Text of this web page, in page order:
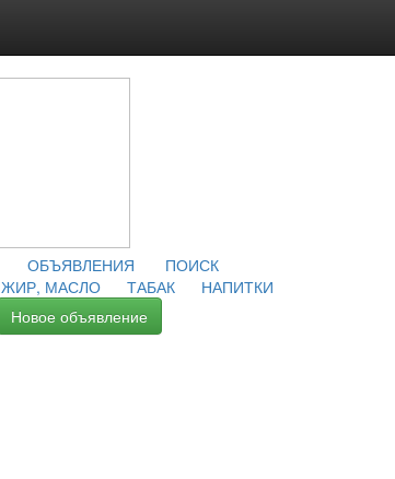
ОБЪЯВЛЕНИЯ
ПОИСК
ЖИР, МАСЛО ТАБАК
НАПИТКИ
Новое объявление